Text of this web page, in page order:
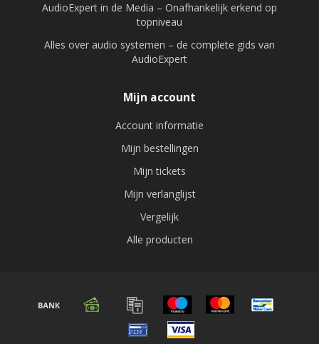
AudioExpert in de Media – Onafhankelijk erkend op
topniveau
Alles over audio systemen – de complete gids van
AudioExpert
Mijn account
Account informatie
Mijn bestellingen
Mijn tickets
Mijn verlanglijst
Vergelijk
Alle producten